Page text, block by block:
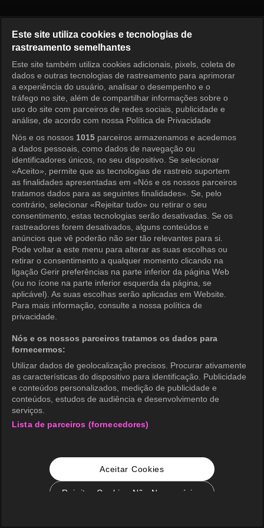
Entrar
Este site utiliza cookies e tecnologias de
rastreamento semelhantes
Este site também utiliza cookies adicionais, pixels, coleta de
dados e outras tecnologias de rastreamento para aprimorar
a experiência do usuário, analisar o desempenho e o
tráfego no site, além de compartilhar informações sobre o
uso do site com parceiros de redes sociais, publicidade e
análise, de acordo com nossa Política de Privacidade
Nós e os nossos 1015 parceiros armazenamos e acedemos
a dados pessoais, como dados de navegação ou
identificadores únicos, no seu dispositivo. Se selecionar
«Aceito», permite que as tecnologias de rastreio suportem
as finalidades apresentadas em «Nós e os nossos parceiros
tratamos dados para as seguintes finalidades». Se, pelo
contrário, selecionar «Rejeitar tudo» ou retirar o seu
consentimento, estas tecnologias serão desativadas. Se os
rastreadores forem desativados, alguns conteúdos e
anúncios que vê poderão não ser tão relevantes para si.
Pode voltar a este menu para alterar as suas escolhas ou
retirar o consentimento a qualquer momento clicando na
ligação Gerir preferências na parte inferior da página Web
(ou no ícone na parte inferior esquerda da página, se
aplicável). As suas escolhas serão aplicadas em Website.
Para mais informação, consulte a nossa política de
privacidade.
Nós e os nossos parceiros tratamos os dados para
fornecermos:
Utilizar dados de geolocalização precisos. Procurar ativamente
as características do dispositivo para identificação. Publicidade
e conteúdos personalizados, medição de publicidade e
conteúdos, estudos de audiência e desenvolvimento de
serviços.
Lista de parceiros (fornecedores)
Aceitar Cookies
Rejeitar Cookies Não Necessários